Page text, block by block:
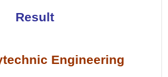
Result
Engineering